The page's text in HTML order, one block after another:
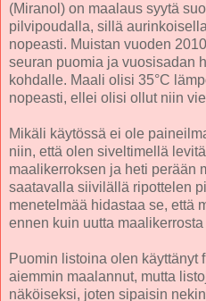
(Miranol) on maalaus syytä
pilvipoudalla, sillä
nopeasti. Muistan vuoden
seuran puomia ja vuosisadan
kohdalle. Maali olisi 35°C
nopeasti, ellei olisi ollut niin
Mikäli käytössä ei ole
niin, että olen siveltimellä
maalikerroksen ja heti perään
saatavalla siivilällä ripottelen
menetelmää hidastaa se, että
ennen kuin uutta
Puomin listoina olen käyttänyt
aiemmin maalannut, mutta
näköiseksi, joten sipaisin